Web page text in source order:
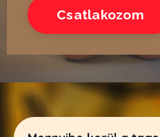
Csatlakozom